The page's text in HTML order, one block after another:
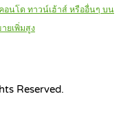
นโด ทาวน์เฮ้าส์ หรืออื่นๆ บน
ยเพิ่มสูง
Reserved.